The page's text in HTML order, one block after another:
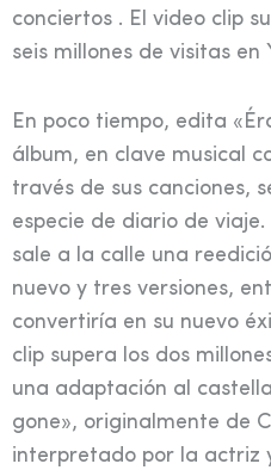
conciertos . El video clip
seis millones de visitas en
En poco tiempo, edita
álbum, en clave musical
través de sus canciones,
especie de diario de viaje.
sale a la calle una
nuevo y tres versiones,
convertiría en su nuevo
clip supera los dos
una adaptación al
gone», originalmente de
interpretado por la actriz